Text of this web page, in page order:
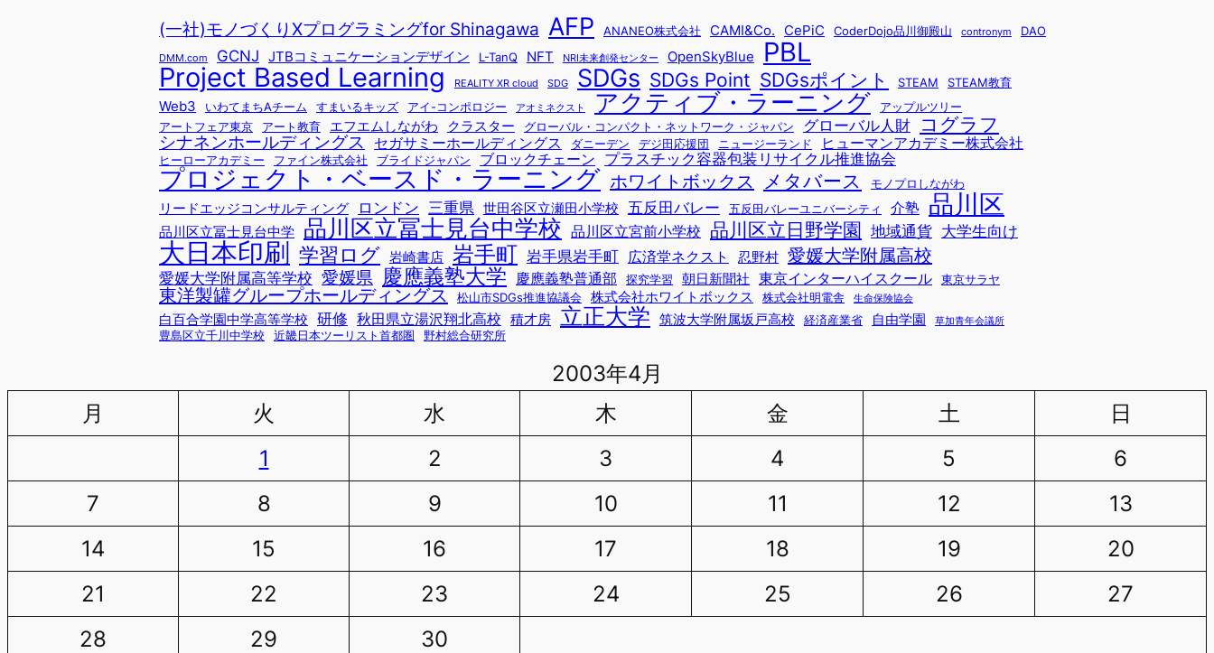
(一社)モノづくりXプログラミングfor Shinagawa AFP ANANEO株式会社 CAMI&Co. CePiC CoderDojo品川御殿山 contronym DAO
DMM.com GCNJ JTBコミュニケーションデザイン L-TanQ NFT NRI未来創発センター OpenSkyBlue
PBL
Project Based Learning
REALITY XR cloud SDG SDGs SDGs Point SDGsポイント STEAM STEAM教育
Web3 いわてまちAチーム すまいるキッズ アイ-コンポロジー アオミネクスト アクティブ・ラーニング
アップルツリー
アートフェア東京
アート教育 エフエムしながわ クラスター グローバル・コンパクト・ネットワーク・ジャパン グローバル人財 コグラフ
シナネンホールディングス セガサミーホールディングス ダニーデン デジ田応援団 ニュージーランド ヒューマンアカデミー株式会社
ヒーローアカデミー ファイン株式会社 ブライドジャパン ブロックチェーン プラスチック容器包装リサイクル推進協会
プロジェクト・ベースド・ラーニング ホワイトボックス メタバース モノプロしながわ
リードエッジコンサルティング ロンドン 三重県 世田谷区立瀬田小学校 五反田バレー 五反田バレーユニバーシティ 介塾 品川区
品川区立冨士見台中学 品川区立冨士見台中学校 品川区立宮前小学校 品川区立日野学園 地域通貨 大学生向け
大日本印刷 学習ログ 岩崎書店 岩手町 岩手県岩手町 広済堂ネクスト 忍野村 愛媛大学附属高校
愛媛大学附属高等学校 愛媛県 慶應義塾大学 慶應義塾普通部 探究学習 朝日新聞社 東京インターハイスクール 東京サラヤ
東洋製罐グループホールディングス 松山市SDGs推進協議会 株式会社ホワイトボックス 株式会社明電舎 生命保険協会
白百合学園中学高等学校 研修 秋田県立湯沢翔北高校 積才房 立正大学 筑波大学附属坂戸高校 経済産業省 自由学園 草加青年会議所
豊島区立千川中学校 近畿日本ツーリスト首都圏 野村総合研究所
2003年4月
月
火 水 木 金 土
日
1
2 3 4 5
6
7
8 9 10 11 12
13
14
15 16 17 18 19
20
21
22 23 24 25 26
27
28
29
30